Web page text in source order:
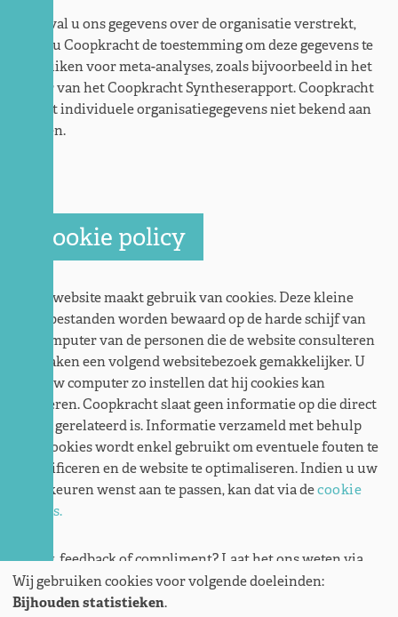
In geval u ons gegevens over de organisatie verstrekt,
geeft u Coopkracht de toestemming om deze gegevens te
gebruiken voor meta-analyses, zoals bijvoorbeeld in het
kader van het Coopkracht Syntheserapport. Coopkracht
maakt individuele organisatiegegevens niet bekend aan
derden.
Cookie policy
Deze website maakt gebruik van cookies. Deze kleine
tekstbestanden worden bewaard op de harde schijf van
de computer van de personen die de website consulteren
en maken een volgend websitebezoek gemakkelijker. U
kan uw computer zo instellen dat hij cookies kan
weigeren. Coopkracht slaat geen informatie op die direct
aan u gerelateerd is. Informatie verzameld met behulp
van cookies wordt enkel gebruikt om eventuele fouten te
identificeren en de website te optimaliseren. Indien u uw
voorkeuren wenst aan te passen, kan dat via decookie
opties.
Vraag, feedback of compliment? Laat het ons weten via
info@coopkracht.org.
Wij gebruiken cookies voor volgende doeleinden:
Bijhouden statistieken.